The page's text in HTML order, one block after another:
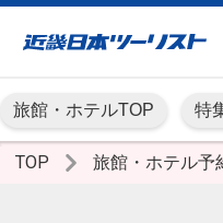
旅館・ホテルTOP 特
TOP 旅館・ホテル予